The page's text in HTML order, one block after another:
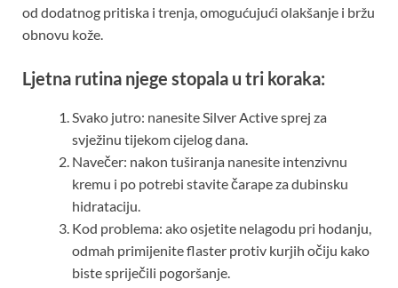
od dodatnog pritiska i trenja, omogućujući olakšanje i bržu
obnovu kože.
Ljetna rutina njege stopala u tri koraka:
Svako jutro: nanesite Silver Active sprej za
svježinu tijekom cijelog dana.
Navečer: nakon tuširanja nanesite intenzivnu
kremu i po potrebi stavite čarape za dubinsku
hidrataciju.
Kod problema: ako osjetite nelagodu pri hodanju,
odmah primijenite flaster protiv kurjih očiju kako
biste spriječili pogoršanje.